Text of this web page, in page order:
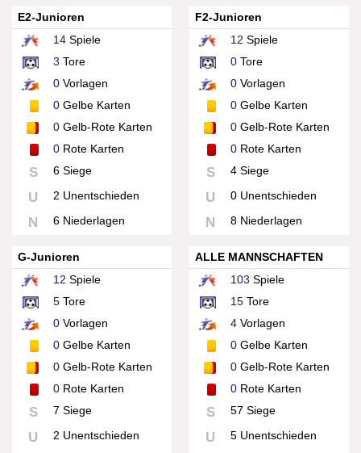
E2-Junioren
14 Spiele
3 Tore
0 Vorlagen
0 Gelbe Karten
0 Gelb-Rote Karten
0 Rote Karten
S 6 Siege
U 2 Unentschieden
N 6 Niederlagen
F2-Junioren
12 Spiele
0Tore
0Vorlagen
0Gelbe Karten
0Gelb-Rote Karten
0Rote Karten
S 4 Siege
U 0 Unentschieden
N 8 Niederlagen
G-Junioren
12 Spiele
5 Tore
0 Vorlagen
0 Gelbe Karten
0 Gelb-Rote Karten
0 Rote Karten
S 7 Siege
U 2 Unentschieden
ALLE MANNSCHAFTEN
103 Spiele
15Tore
4Vorlagen
0Gelbe Karten
0Gelb-Rote Karten
0Rote Karten
S 57 Siege
U 5 Unentschieden